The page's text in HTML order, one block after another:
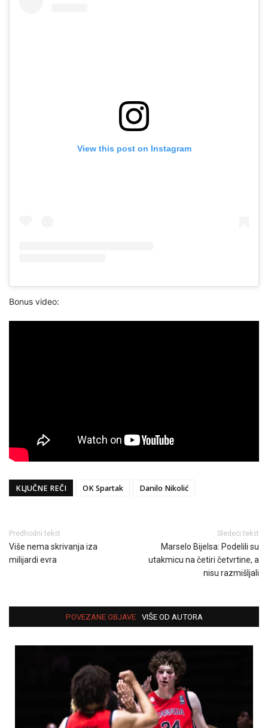
View this post on Instagram
Bonus video:
KLJUČNE REČI OK Spartak Danilo Nikolić
Predhodni tekst
Više nema skrivanja iza
milijardi evra
Sledeći tekst
Marselo Bijelsa: Podelili su
utakmicu na četiri četvrtine, a
nisu razmišljali
POVEZANE OBJAVE VIŠE OD AUTORA